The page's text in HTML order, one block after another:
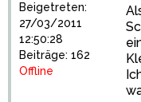
Beigetreten:
27/03/2011
12:50:28
Beiträge: 162
Offline